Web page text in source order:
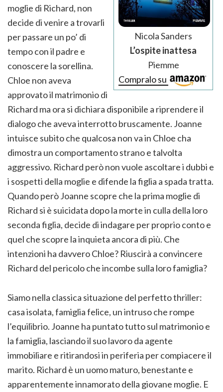
Nicola Sanders
L’ospite inattesa
Piemme
Compralo su
moglie di Richard, non
decide di venire a trovarli
per passare un po’ di
tempo con il padre e
conoscere la sorellina.
Chloe non aveva
approvato il matrimonio di
Richard ma ora si dichiara disponibile a riprendere il
dialogo che aveva interrotto bruscamente. Joanne
intuisce subito che qualcosa non va in Chloe cha
dimostra un comportamento strano e talvolta
aggressivo. Richard però non vuole ascoltare i dubbi e
i sospetti della moglie e difende la figlia a spada tratta.
Quando però Joanne scopre che la prima moglie di
Richard si è suicidata dopo la morte in culla della loro
seconda figlia, decide di indagare per proprio conto e
quel che scopre la inquieta ancora di più. Che
intenzioni ha davvero Chloe? Riuscirà a convincere
Richard del pericolo che incombe sulla loro famiglia?
Siamo nella classica situazione del perfetto thriller:
casa isolata, famiglia felice, un intruso che rompe
l’equilibrio. Joanne ha puntato tutto sul matrimonio e
la famiglia, lasciando il suo lavoro da agente
immobiliare e ritirandosi in periferia per compiacere il
marito. Richard è un uomo maturo, benestante e
apparentemente innamorato della giovane moglie. E